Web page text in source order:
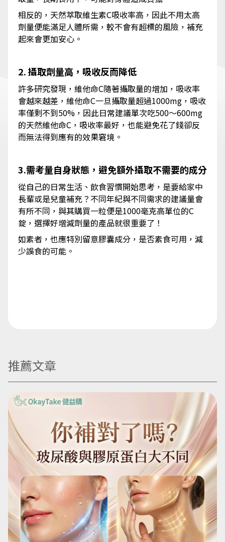
相反的，天然萃取維生素C吸收率高，因此不用太高
劑量便能滿足人體所需，較不會有超標的風險，補充
起來會更加安心。
2. 攝取劑量高，吸收反而降低
許多研究發現，維他命C隨著攝取量的增加，吸收率
會越來越差，維他命C一旦攝取量超過1000mg，吸收
率僅剩不到50%，因此日常建議單次吃500～600mg
的天然維他命C，吸收率最好，也能避免花了錢卻反
而無法得到應有的效果窘境。
3.需考量自身狀態，避免額外攝取不需要的成分
從自己的日常生活、飲食習慣開始思考，是要給家中
長輩或是兒童補充？不同年紀與不同需求的建議量會
有所不同，與其購買一粒便是1000毫克高單位的C
錠，選擇好增減劑量的產品就很重要了！
如素者，也應特別留意膠囊成分，是否素食可用，減
少誤食的可能。
推薦文章